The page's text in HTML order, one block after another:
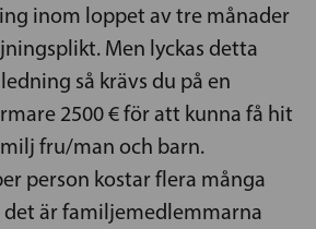
inom loppet av tre månader
Men lyckas detta
så krävs du på en
2500 € för att kunna få hit
fru/man och barn.
person kostar flera många
är familjemedlemmarna